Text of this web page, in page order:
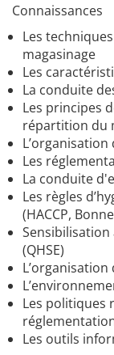
Connaissances
Les
magasinage
Les
La conduite
Les principes
répartition du
Les
La conduite
Les règles
(HACCP,
(QHSE)
L’organisation
Les politiques
Les outils